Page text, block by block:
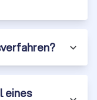
Ein guter Anwalt
Fachanwalt hat
Es gibt 24
von Arbeitsrecht
eines